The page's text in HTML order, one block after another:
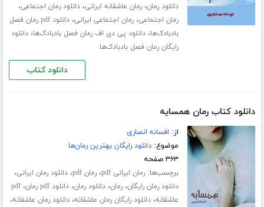
دانلود رمان،رمان عاشقانه ایرانی،دانلود رمان اجتماعی،
رمان اجتماعی،رمان اجتماعی ایرانی،
دانلود pdf رمان فصل
بادبادک‌ها،دانلود پی دی اف رمان فصل بادبادک‌ها،دانلود
رایگان رمان فصل بادبادک‌ها
دانلود کتاب
دانلود کتاب رمان همسایه
از: افسانه انصاری
موضوع:دانلود رایگان بهترین رمان‌ها
۳۶۳ صفحه
برچسب‌ها:رمان ایرانی pdf ،رمان pdf ،دانلود رمان ایرانی،
دانلود رمان رایگان،رمان،دانلود رمان،دانلود pdf رمان ،pdf
عاشقانه،دانلود رایگان رمان عاشقانه،دانلود رمان عاشقانه،